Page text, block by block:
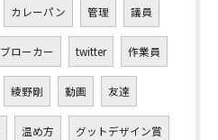
カレーパン 管理 議員
ブローカー twitter 作業員
綾野剛 動画 友達
温め方 グットデザイン賞